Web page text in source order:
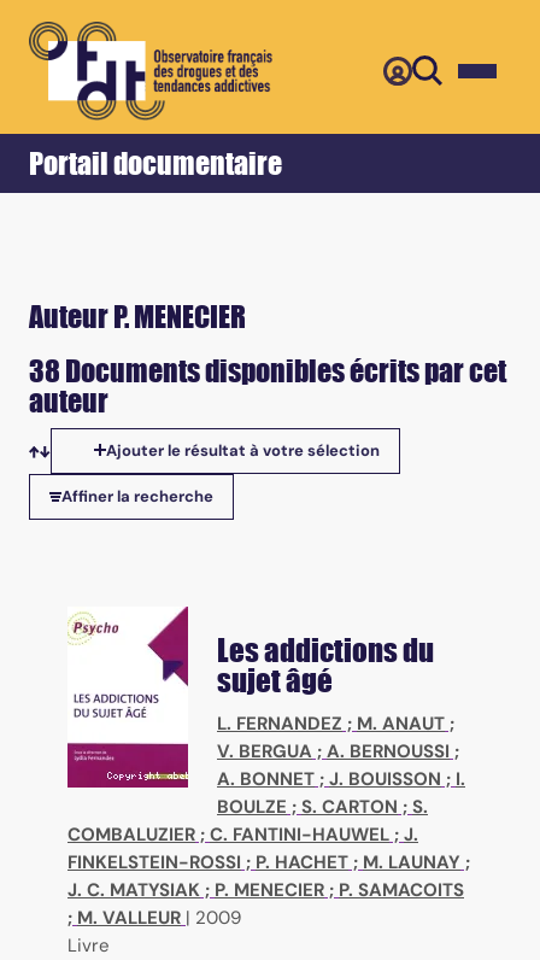
Portail documentaire
Accueil Retour
Auteur P. MENECIER
38 Documents disponibles écrits par cet
auteur
Tris disponibles
Ajouter le résultat à votre sélection
Affiner la recherche
Les addictions du
sujet âgé
L. FERNANDEZ ; M. ANAUT ;
V. BERGUA ; A. BERNOUSSI ;
A. BONNET ; J. BOUISSON ; I.
BOULZE ; S. CARTON ; S.
COMBALUZIER ; C. FANTINI-HAUWEL ; J.
FINKELSTEIN-ROSSI ; P. HACHET ; M. LAUNAY ;
J. C. MATYSIAK ; P. MENECIER ; P. SAMACOITS
; M. VALLEUR | 2009
Livre